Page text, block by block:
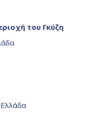
του Γκύζη